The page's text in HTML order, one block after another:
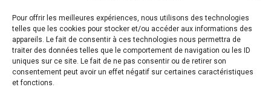
Pour offrir les meilleures expériences, nous utilisons des technologies
telles que les cookies pour stocker et/ou accéder aux informations des
appareils. Le fait de consentir à ces technologies nous permettra de
traiter des données telles que le comportement de navigation ou les ID
uniques sur ce site. Le fait de ne pas consentir ou de retirer son
consentement peut avoir un effet négatif sur certaines caractéristiques
et fonctions.
Recevez la newsletter